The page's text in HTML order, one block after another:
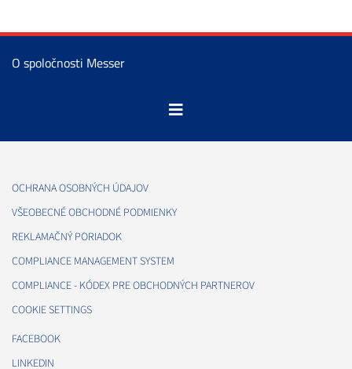
O spoločnosti Messer
OCHRANA OSOBNÝCH ÚDAJOV
VŠEOBECNÉ OBCHODNÉ PODMIENKY
REKLAMAČNÝ PORIADOK
COMPLIANCE MANAGEMENT SYSTEM
COMPLIANCE - KÓDEX PRE OBCHODNÝCH PARTNEROV
COOKIE SETTINGS
FACEBOOK
LINKEDIN